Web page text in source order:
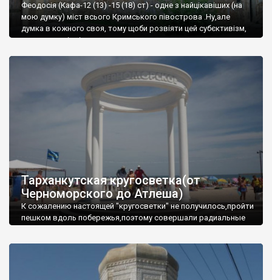
Феодосія (Кафа-12 (13) -15 (18) ст) - одне з найцікавіших (на
мою думку) міст всього Кримського півострова .Ну,але
думка в кожного своя, тому щоби розвіяти цей субєктивізм,
запрошую відвідати це
Тарханкутская кругосветка(от
Черноморского до Атлеша)
К сожалению настоящей "кругосветки" не получилось,пройти
пешком вдоль побережья,поэтому совершали радиальные